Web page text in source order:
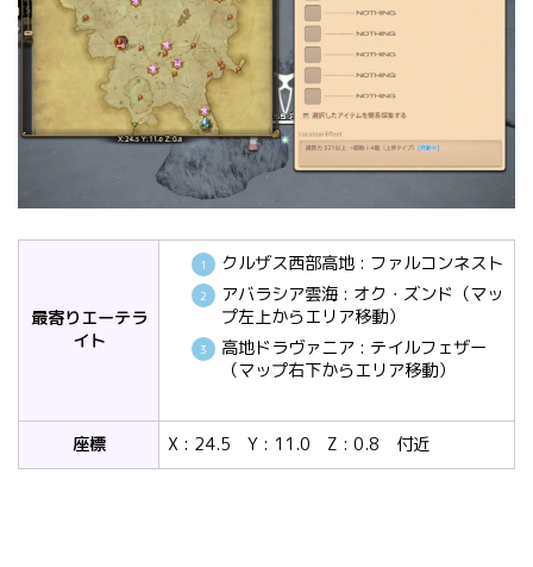
最寄りエーテラ
イト
クルザス西部高地 : ファルコンネスト
アバラシア雲海 : オク・ズンド（マッ
プ左上からエリア移動）
高地ドラヴァニア : テイルフェザー
（マップ右下からエリア移動）
座標 X : 24.5 Y : 11.0 Z : 0.8 付近